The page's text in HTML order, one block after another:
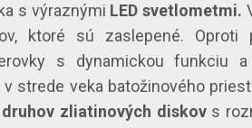
s výraznými LED svetlometmi.
ktoré sú zaslepené. Oproti
s dynamickou funkciu
strede veka batožinového
zliatinových diskovs